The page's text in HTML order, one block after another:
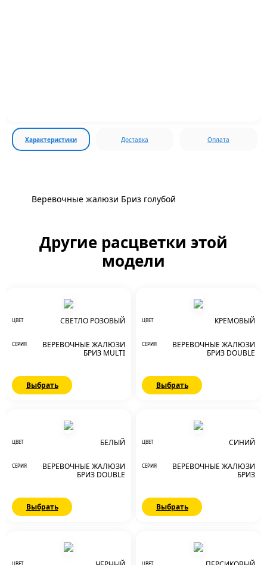
Характеристики Доставка Оплата
Веревочные жалюзи Бриз голубой
Другие расцветки этой
модели
ЦВЕТ СВЕТЛО РОЗОВЫЙ
СЕРИЯ
ВЕРЕВОЧНЫЕ ЖАЛЮЗИ
БРИЗ MULTI
Выбрать
ЦВЕТ КРЕМОВЫЙ
СЕРИЯ
ВЕРЕВОЧНЫЕ ЖАЛЮЗИ
БРИЗ DOUBLE
Выбрать
ЦВЕТ БЕЛЫЙ
СЕРИЯ
ВЕРЕВОЧНЫЕ ЖАЛЮЗИ
БРИЗ DOUBLE
Выбрать
ЦВЕТ СИНИЙ
СЕРИЯ
ВЕРЕВОЧНЫЕ ЖАЛЮЗИ
БРИЗ
Выбрать
ЦВЕТ ЦВЕТ